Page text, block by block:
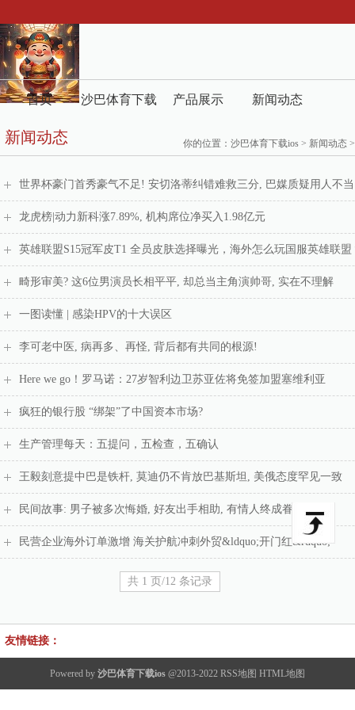
首页 沙巴体育下载 产品展示 新闻动态
新闻动态 你的位置： 沙巴体育下载ios > 新闻动态 >
世界杯豪门首秀豪气不足! 安切洛蒂纠错难救三分, 巴媒质疑用人不当
龙虎榜|动力新科涨7.89%, 机构席位净买入1.98亿元
英雄联盟S15冠军皮T1 全员皮肤选择曝光，海外怎么玩国服英雄联盟
畸形审美? 这6位男演员长相平平, 却总当主角演帅哥, 实在不理解
一图读懂 | 感染HPV的十大误区
李可老中医, 病再多、再怪, 背后都有共同的根源!
Here we go！罗马诺：27岁智利边卫苏亚佐将免签加盟塞维利亚
疯狂的银行股 “绑架”了中国资本市场?
生产管理每天：五提问，五检查，五确认
王毅刻意提中巴是铁杆, 莫迪仍不肯放巴基斯坦, 美俄态度罕见一致
民间故事: 男子被多次悔婚, 好友出手相助, 有情人终成眷属
民营企业海外订单激增 海关护航冲刺外贸&ldquo;开门红&rdquo;
共 1 页/12 条记录
友情链接：
Powered by 沙巴体育下载ios @2013-2022 RSS地图 HTML地图